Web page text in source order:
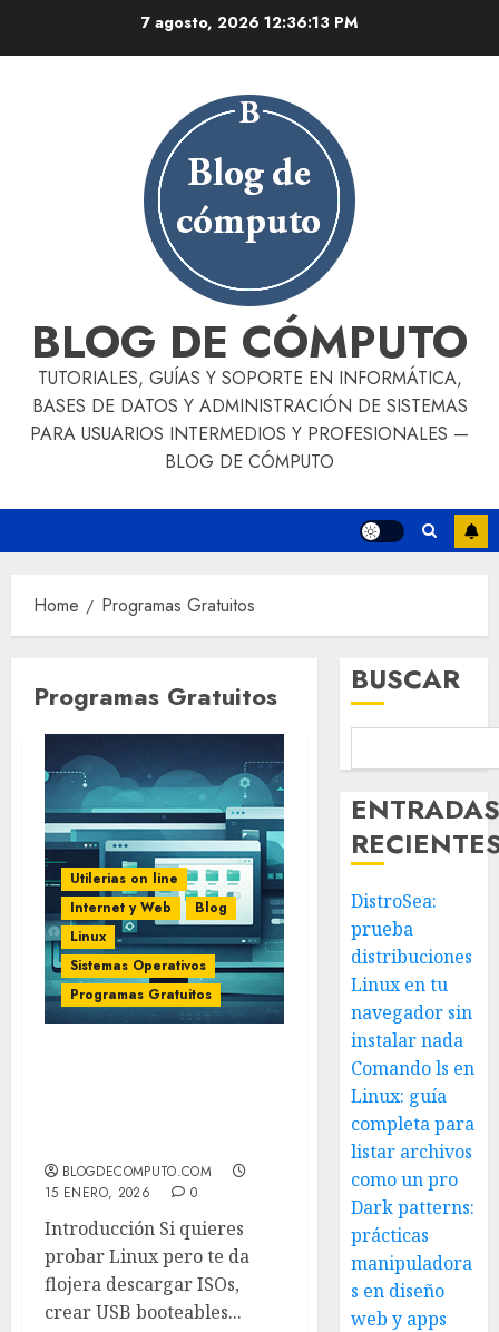
7 agosto, 2026 12:36:14 PM
BLOG DE CÓMPUTO
TUTORIALES, GUÍAS Y SOPORTE EN INFORMÁTICA,
BASES DE DATOS Y ADMINISTRACIÓN DE SISTEMAS
PARA USUARIOS INTERMEDIOS Y PROFESIONALES —
BLOG DE CÓMPUTO
Home Programas Gratuitos
Programas Gratuitos
Utilerias on line
Internet y Web
Blog
Linux
Sistemas Operativos
Programas Gratuitos
BLOGDECOMPUTO.COM
15 ENERO, 2026
0
Introducción Si quieres
probar Linux pero te da
flojera descargar ISOs,
crear USB booteables...
BUSCAR
DistroSea:
prueba
distribuciones
Linux en tu
navegador sin
instalar nada
Comando ls en
Linux: guía
completa para
listar archivos
como un pro
Dark patterns:
prácticas
manipuladora
s en diseño
web y apps